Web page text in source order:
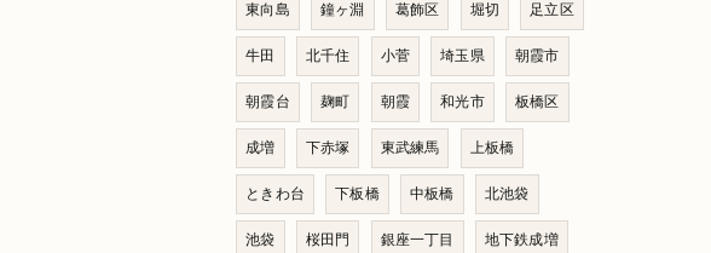
東向島 鐘ヶ淵 葛飾区 堀切 足立区
牛田 北千住 小菅 埼玉県 朝霞市
朝霞台 麹町 朝霞 和光市 板橋区
成増 下赤塚 東武練馬 上板橋
ときわ台 下板橋 中板橋 北池袋
池袋 桜田門 銀座一丁目 地下鉄成増